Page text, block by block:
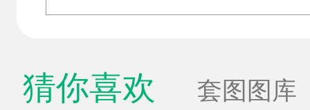
猜你喜欢 套图图库